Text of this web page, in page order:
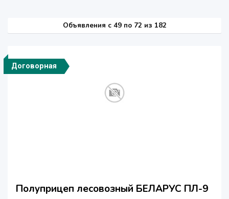
Объявления c 49 по 72 из 182
Договорная
Полуприцеп лесовозный БЕЛАРУС ПЛ-9